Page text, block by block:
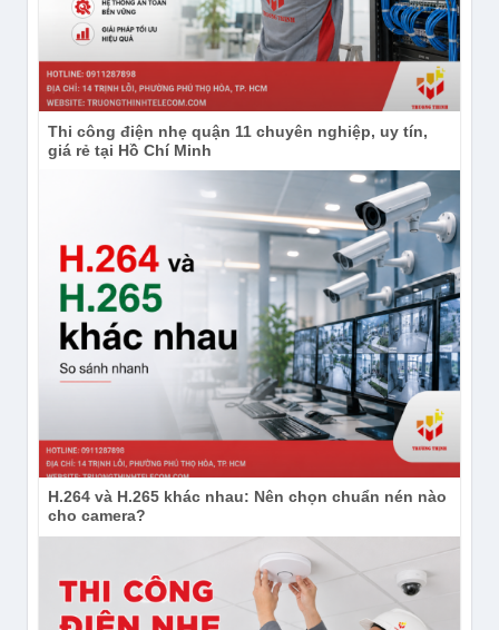
Thi công điện nhẹ quận 11 chuyên nghiệp, uy tín,
giá rẻ tại Hồ Chí Minh
H.264 và H.265 khác nhau: Nên chọn chuẩn nén nào
cho camera?